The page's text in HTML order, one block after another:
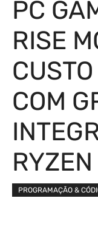
PC
RISE
COM
PROGRAMAÇÃO &